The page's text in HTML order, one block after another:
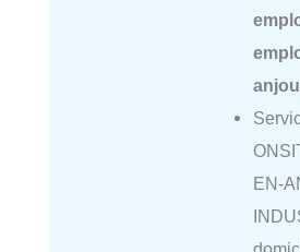
EN-